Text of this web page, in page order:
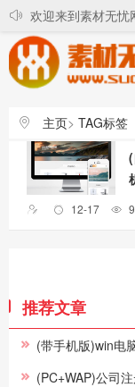
欢迎来到素材无忧
有站长和会员的
主页> TAG标签
12-17
推荐文章
(带手机版)win电脑操
(PC+WAP)公司注册财务